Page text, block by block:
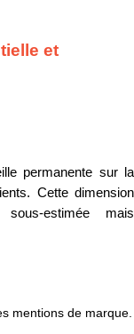
et
permanente sur la
Cette dimension
estimée mais
mentions de marque.